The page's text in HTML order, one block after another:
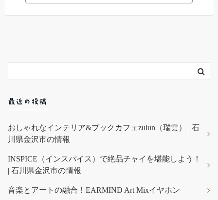
最近の投稿
おしゃれなインテリア&ブックカフェzuiun（瑞雲） | 石
川県金沢市の情報
INSPICE（インスパイス）で絶品チャイを堪能しよう！
| 石川県金沢市の情報
音楽とアートの融合！EARMIND Art Mixイヤホン